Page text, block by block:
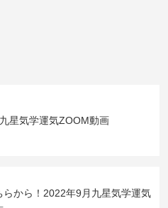
星気学運気ZOOM動画
らから！2022年9月九星気学運気